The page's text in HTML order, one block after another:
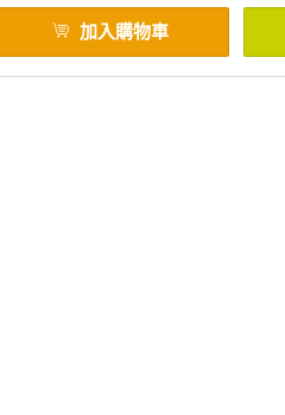
加入購物車